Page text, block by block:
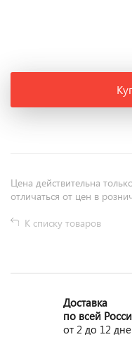
Цена действительна
отличаться от цен в
К списку товаров
Доставка
по всей
от 2 до 12